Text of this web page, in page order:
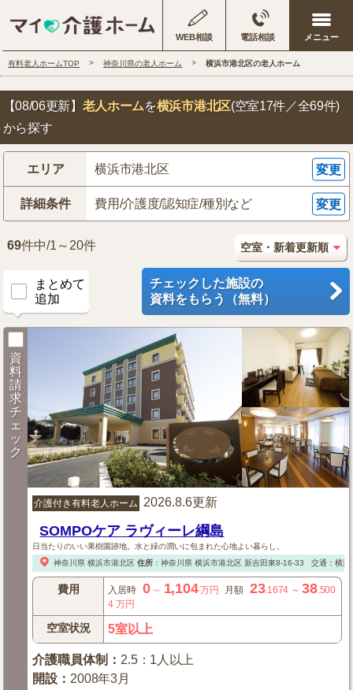
WEB相談 電話相談
有料老人ホームTOP 神奈川県の老人ホーム 横浜市港北区の老人ホーム
【08/06更新】 老人ホームを横浜市港北区(空室17件／全69件)
から探す
エリア 横浜市港北区 変更
詳細条件 費用/介護度/認知症/種別など 変更
69件中/1～20件
まとめて
追加
チェックした施設の
資料をもらう（無料）
資
料
請
求
チ
ェ
ッ
ク
介護付き有料老人ホーム 2026.8.6更新
SOMPOケア ラヴィーレ綱島
日当たりのいい果樹園跡地。水と緑の潤いに包まれた心地よい暮らし。
神奈川県 横浜市港北区 住所： 神奈川県 横浜市港北区新吉田東8-16-33 交通：横
費用 入居時 0～ 1,104万円 月額 23.1674 ～38.500
4 万円
空室状況 5室以上
介護職員体制 ： 2.5：1人以上
開設 ： 2008年3月